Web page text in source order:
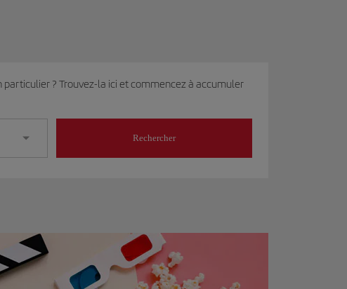
particulier ? Trouvez-la ici et commencez à accumuler
Rechercher